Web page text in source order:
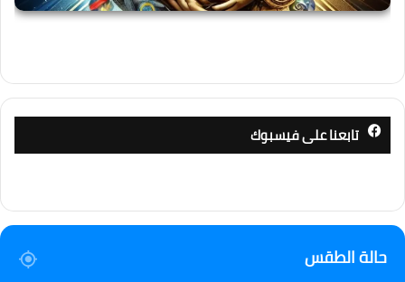
تابعنا على فيسبوك
حالة الطقس